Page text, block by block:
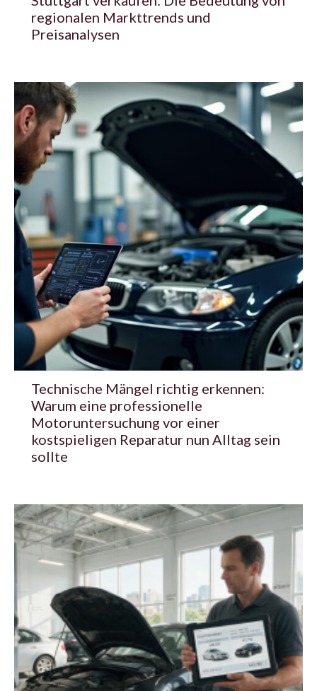
regionalen Markttrends und
Preisanalysen
Technische Mängel richtig erkennen:
Warum eine professionelle
Motoruntersuchung vor einer
kostspieligen Reparatur nun Alltag sein
sollte